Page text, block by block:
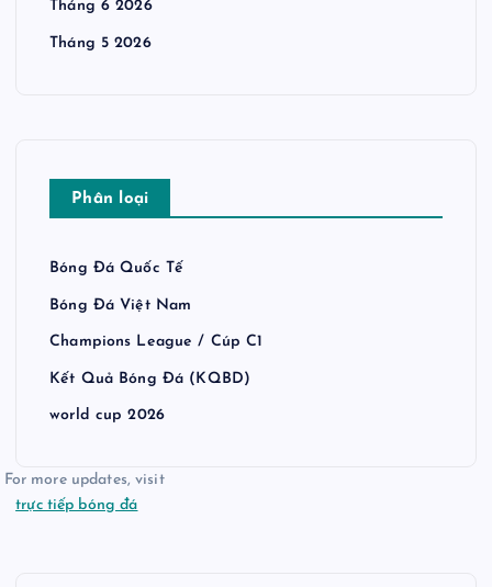
Tháng 6 2026
Tháng 5 2026
Phân loại
Bóng Đá Quốc Tế
Bóng Đá Việt Nam
Champions League / Cúp C1
Kết Quả Bóng Đá (KQBD)
world cup 2026
For more updates, visit
trực tiếp bóng đá